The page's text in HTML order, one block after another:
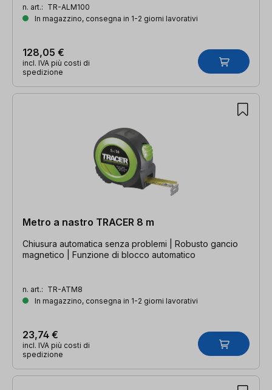
n. art.: TR-ALM100
In magazzino, consegna in 1-2 giorni lavorativi
128,05 €
incl. IVA più costi di
spedizione
Metro a nastro TRACER 8 m
Chiusura automatica senza problemi | Robusto gancio
magnetico | Funzione di blocco automatico
n. art.: TR-ATM8
In magazzino, consegna in 1-2 giorni lavorativi
23,74 €
incl. IVA più costi di
spedizione